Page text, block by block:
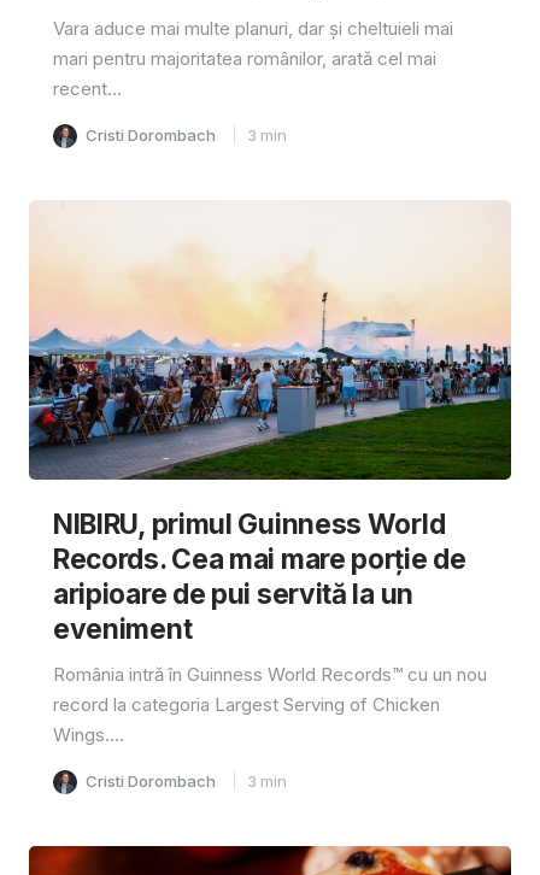
Vara aduce mai multe planuri, dar și cheltuieli mai
mari pentru majoritatea românilor, arată cel mai
recent...
Cristi Dorombach 3 min
NIBIRU, primul Guinness World
Records. Cea mai mare porție de
aripioare de pui servită la un
eveniment
România intră în Guinness World Records™️ cu un nou
record la categoria Largest Serving of Chicken
Wings....
Cristi Dorombach 3 min